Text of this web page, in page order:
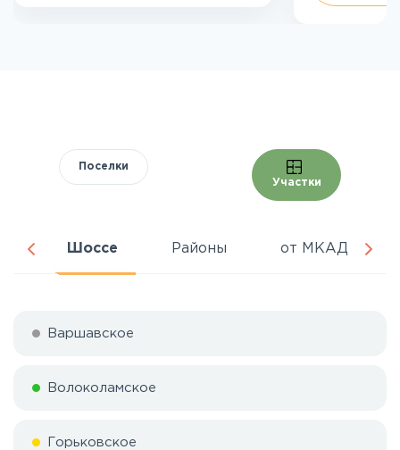
Поселки
Участки
Шоссе Районы от МКАД
Варшавское
Волоколамское
Горьковское